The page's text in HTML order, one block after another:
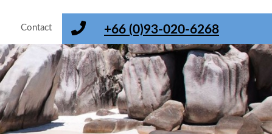
+66 (0)93-020-6268
Contact